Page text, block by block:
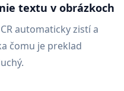
textu v obrázkoch
automaticky zistí a
čomu je preklad